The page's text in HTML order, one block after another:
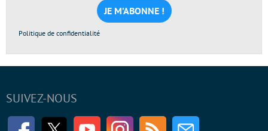
*
Politique de confidentialité
SUIVEZ-NOUS
FacebookTwitter Youtube InstagramRSS Newsletter